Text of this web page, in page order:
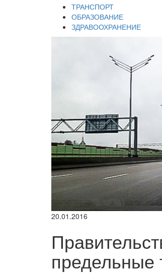
ТРАНСПОРТ
ОБРАЗОВАНИЕ
ЗДРАВООХРАНЕНИЕ
20.01.2016
предельные